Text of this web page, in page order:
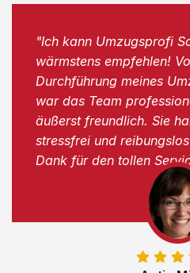
"Ich kann Umzugsprofi
wärmstens empfehlen!
Durchführung meines
war das Team
äußerst freundlich. Sie
stressfrei und
Dank für den tollen